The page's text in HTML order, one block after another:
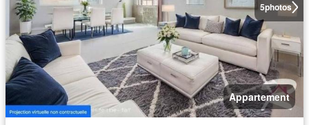
5photos
Appartement